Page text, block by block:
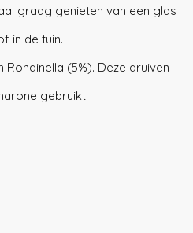
graag genieten van een glas
in de tuin.
(5%). Deze druiven
gebruikt.